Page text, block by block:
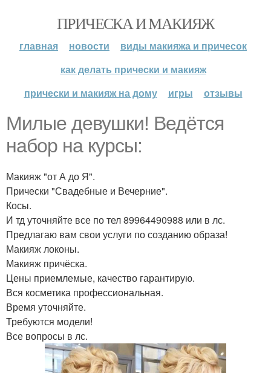
ПРИЧЕСКА И МАКИЯЖ
главная новости
виды макияжа и причесок
как делать прически и макияж
прически и макияж на дому
игры отзывы
Милые девушки! Ведётся
набор на курсы:
Макияж "от А до Я".
Прически "Свадебные и Вечерние".
Косы.
И тд уточняйте все по тел 89964490988 или в лс.
Предлагаю вам свои услуги по созданию образа!
Макияж локоны.
Макияж причёска.
Цены приемлемые, качество гарантирую.
Вся косметика профессиональная.
Время уточняйте.
Требуются модели!
Все вопросы в лс.